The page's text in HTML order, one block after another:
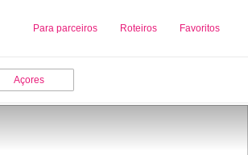
Para parceiros Roteiros Favoritos
Sobre nós Adicionar uma Empresa
Açores